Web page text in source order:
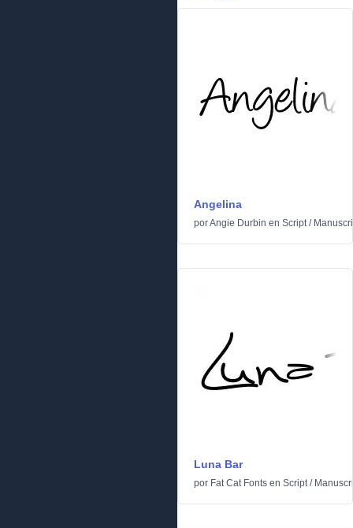
Angelina
porAngie Durbin en Script/
Luna Bar
por Fat Cat Fonts en Script/